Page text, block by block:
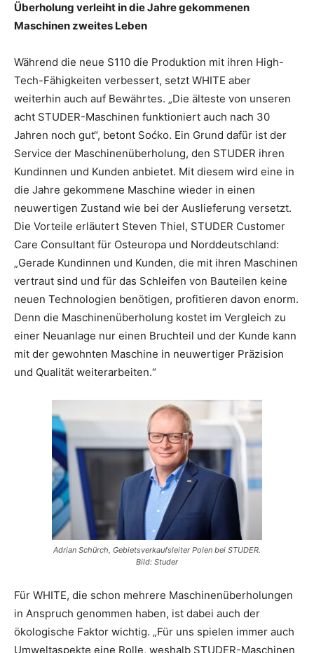
Überholung verleiht in die Jahre gekommenen
Maschinen zweites Leben
Während die neue S110 die Produktion mit ihren High-
Tech-Fähigkeiten verbessert, setzt WHITE aber
weiterhin auch auf Bewährtes. „Die älteste von unseren
acht STUDER-Maschinen funktioniert auch nach 30
Jahren noch gut“, betont Soćko. Ein Grund dafür ist der
Service der Maschinenüberholung, den STUDER ihren
Kundinnen und Kunden anbietet. Mit diesem wird eine in
die Jahre gekommene Maschine wieder in einen
neuwertigen Zustand wie bei der Auslieferung versetzt.
Die Vorteile erläutert Steven Thiel, STUDER Customer
Care Consultant für Osteuropa und Norddeutschland:
„Gerade Kundinnen und Kunden, die mit ihren Maschinen
vertraut sind und für das Schleifen von Bauteilen keine
neuen Technologien benötigen, profitieren davon enorm.
Denn die Maschinenüberholung kostet im Vergleich zu
einer Neuanlage nur einen Bruchteil und der Kunde kann
mit der gewohnten Maschine in neuwertiger Präzision
und Qualität weiterarbeiten.“
Adrian Schürch, Gebietsverkaufsleiter Polen bei STUDER.
Bild: Studer
Für WHITE, die schon mehrere Maschinenüberholungen
in Anspruch genommen haben, ist dabei auch der
ökologische Faktor wichtig. „Für uns spielen immer auch
Umweltaspekte eine Rolle, weshalb STUDER-Maschinen